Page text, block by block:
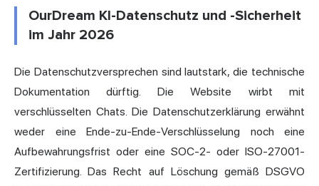
OurDream KI-Datenschutz und -Sicherheit
im Jahr 2026
Die Datenschutzversprechen sind lautstark, die technische
Dokumentation dürftig. Die Website wirbt mit
verschlüsselten Chats. Die Datenschutzerklärung erwähnt
weder eine Ende-zu-Ende-Verschlüsselung noch eine
Aufbewahrungsfrist oder eine SOC-2- oder ISO-27001-
Zertifizierung. Das Recht auf Löschung gemäß DSGVO